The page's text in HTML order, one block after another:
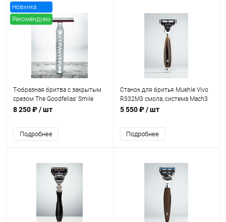
Новинка
Рекомендуем
Т-образная бритва с закрытым
срезом The Goodfellas' Smile
Styletto Sting Red, алюминий
8 250 ₽/ шт
Подробнее
Станок для бритья Muehle Vivo
R332M3 смола, система Mach3
5 550 ₽/ шт
Подробнее